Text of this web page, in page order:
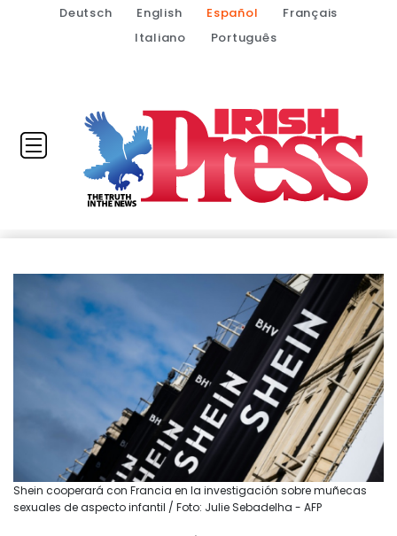
Deutsch English Español
Français
Italiano
Português
Shein cooperará con Francia en la investigación sobre muñecas
sexuales de aspecto infantil / Foto: Julie Sebadelha - AFP